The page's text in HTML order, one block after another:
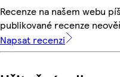
Recenze na našem webu
publikované recenze
Napsat recenzi